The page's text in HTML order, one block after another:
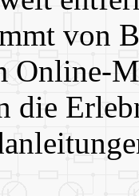
von
Online-
die